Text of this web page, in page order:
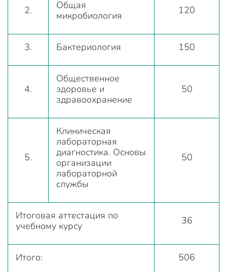
2.
Общая
микробиология
120
3. Бактериология 150
4.
Общественное
здоровье и
здравоохранение
50
5.
Клиническая
лабораторная
диагностика. Основы
организации
лабораторной
службы
50
Итоговая аттестация по
учебному курсу
36
Итого: 506